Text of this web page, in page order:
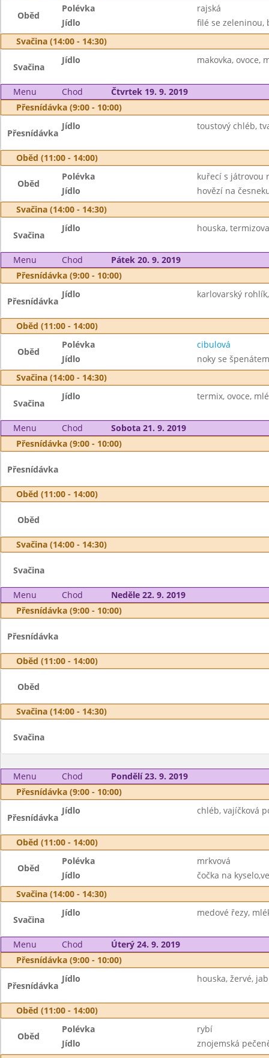
Oběd
Polévka
rajská
Jídlo
filé se zeleninou,
Svačina (14:00 - 14:30)
Svačina
Jídlo makovka, ovoce,
Menu Chod
Čtvrtek 19. 9. 2019
Přesnídávka (9:00 - 10:00)
Přesnídávka
Jídlo toustový chléb,
Oběd (11:00 - 14:00)
Oběd
Polévka
kuřecí s játrovou
Jídlo
hovězí na
Svačina (14:00 - 14:30)
Svačina
Jídlo houska,
Menu Chod
Pátek 20. 9. 2019
Přesnídávka (9:00 - 10:00)
Přesnídávka
Jídlo karlovarský
Oběd (11:00 - 14:00)
Oběd
Polévka
cibulová
Jídlo
noky se
Svačina (14:00 - 14:30)
Svačina
Jídlo termix, ovoce,
Menu Chod
Sobota 21. 9. 2019
Přesnídávka (9:00 - 10:00)
Přesnídávka
Oběd (11:00 - 14:00)
Oběd
Svačina (14:00 - 14:30)
Svačina
Menu Chod
Neděle 22. 9. 2019
Přesnídávka (9:00 - 10:00)
Přesnídávka
Oběd (11:00 - 14:00)
Oběd
Svačina (14:00 - 14:30)
Svačina
Menu Chod
Pondělí 23. 9. 2019
Přesnídávka (9:00 - 10:00)
Přesnídávka
Jídlo chléb, vajíčková
Oběd (11:00 - 14:00)
Oběd
Polévka
mrkvová
Jídlo
čočka na
Svačina (14:00 - 14:30)
Svačina
Jídlo medové řezy,
Menu Chod
Úterý 24. 9. 2019
Přesnídávka (9:00 - 10:00)
Přesnídávka
Jídlo houska, žervé,
Oběd (11:00 - 14:00)
Oběd
Polévka
rybí
Jídlo
znojemská